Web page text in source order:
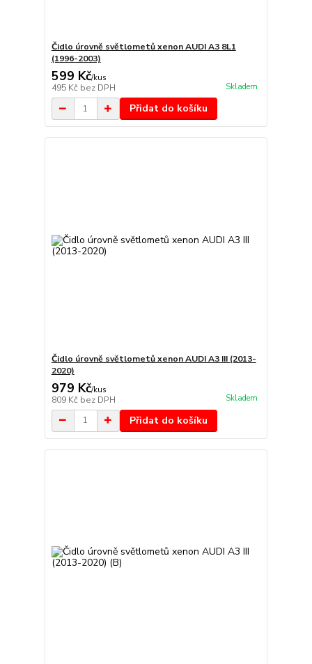
Čidlo úrovně světlometů xenon AUDI A3 8L1
(1996-2003)
599 Kč/kus
495 Kč bez DPH Skladem
Přidat do košíku
Čidlo úrovně světlometů xenon AUDI A3 III (2013-
2020)
979 Kč/kus
809 Kč bez DPH Skladem
Přidat do košíku